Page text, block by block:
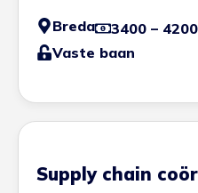
Breda 3400 – 4200
Vaste baan
Supply chain